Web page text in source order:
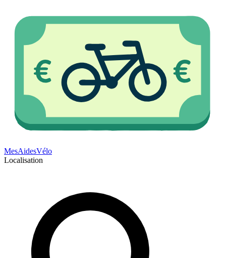
MesAidesVélo
Localisation